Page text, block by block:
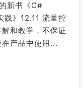
新书《C#
践》12.11 流量控
和教学，不保证
产品中使用...